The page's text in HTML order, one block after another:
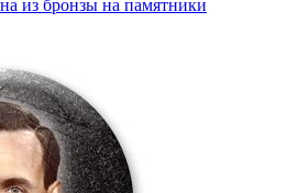
из бронзы на памятники